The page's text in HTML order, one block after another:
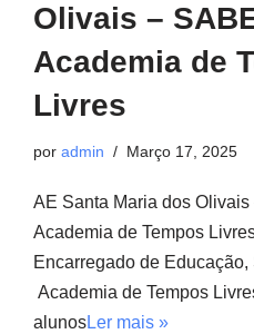
Olivais –
Academia de
Livres
por admin Março 17, 2025
AE Santa Maria dos
Academia de Tempos
Encarregado de
Academia de Tempos
alunosLer mais »